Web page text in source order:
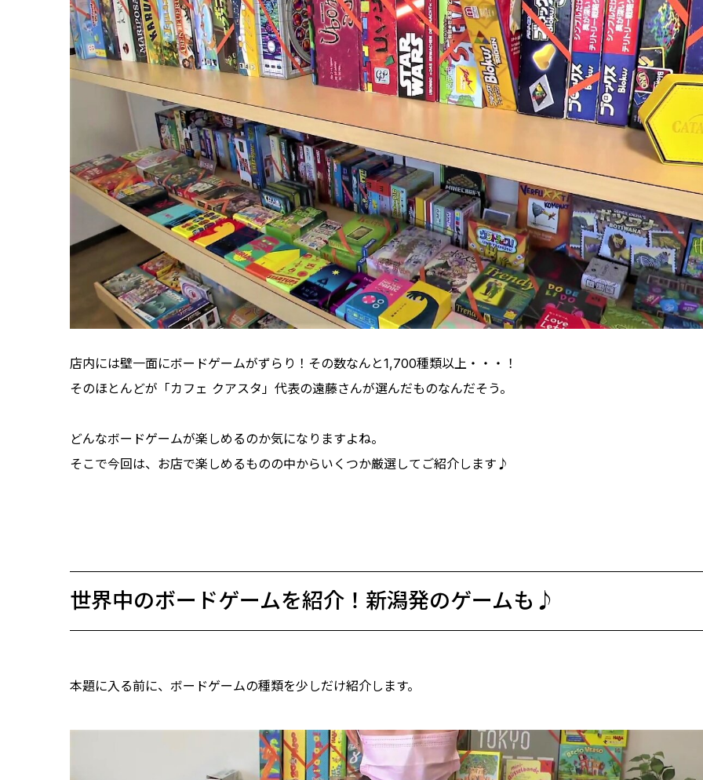
店内には壁一面にボードゲームがずらり！その数なんと1,700種類以上・・・！
そのほとんどが「カフェ クアスタ」代表の遠藤さんが選んだものなんだそう。
どんなボードゲームが楽しめるのか気になりますよね。
そこで今回は、お店で楽しめるものの中からいくつか厳選してご紹介します♪
世界中のボードゲームを紹介！新潟発のゲームも♪
本題に入る前に、ボードゲームの種類を少しだけ紹介します。